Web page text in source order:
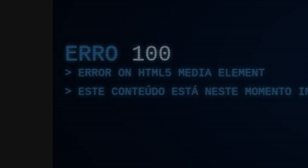
ERRO 100
ERROR ON HTML5 MEDIA ELEMENT
ESTE CONTEÚDO ESTÁ NESTE MOMENTO